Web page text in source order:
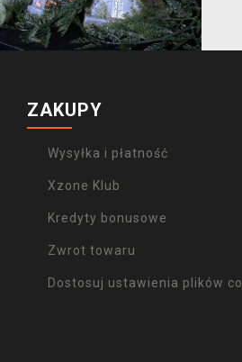
ZAKUPY
Wysyłka i płatność
Xzone Klub
Kredyty bonusowe
Zwrot towaru
Dostosuj ustawienia plików